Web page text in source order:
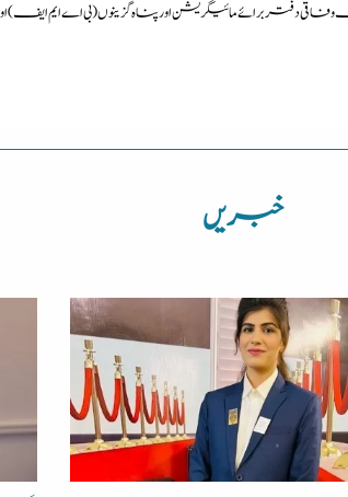
برائے مائیگریشن اور پناہ گزینوں (بی اے ایم ایف) اور
خبریں